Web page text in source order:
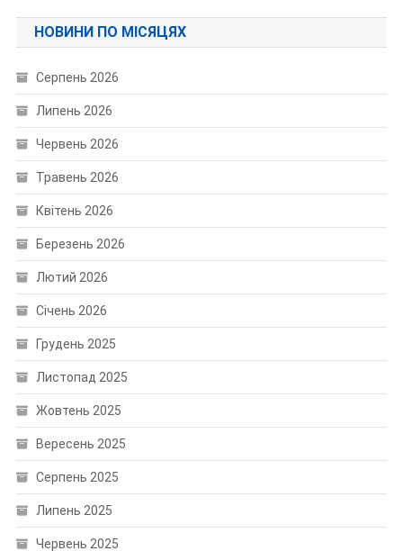
НОВИНИ ПО МІСЯЦЯХ
Серпень 2026
Липень 2026
Червень 2026
Травень 2026
Квітень 2026
Березень 2026
Лютий 2026
Січень 2026
Грудень 2025
Листопад 2025
Жовтень 2025
Вересень 2025
Серпень 2025
Липень 2025
Червень 2025